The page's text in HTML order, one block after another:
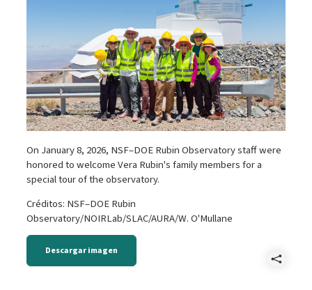
On January 8, 2026, NSF–DOE Rubin Observatory staff were
honored to welcome Vera Rubin's family members for a
special tour of the observatory.
Créditos: NSF–DOE Rubin
Observatory/NOIRLab/SLAC/AURA/W. O'Mullane
Descargar imagen